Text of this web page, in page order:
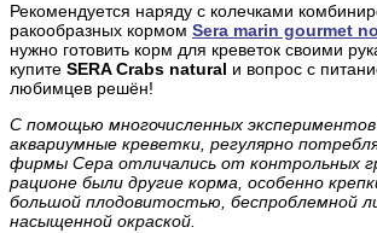
Рекомендуется наряду с колечками
ракообразных кормом Sera marin gourmet
нужно готовить корм для креветок своими
купите SERA Crabs natural и вопрос с
любимцев решён!
С помощью многочисленных экспериментов
аквариумные креветки, регулярно
фирмы Сера отличались от контрольных
рационе были другие корма, особенно
большой плодовитостью, беспроблемной
насыщенной окраской.